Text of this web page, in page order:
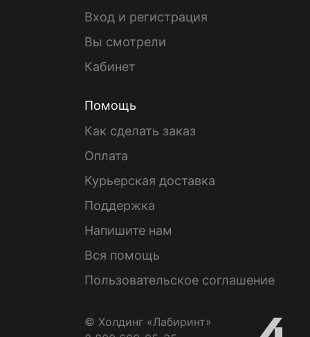
Вход и регистрация
Вы смотрели
Кабинет
Помощь
Как сделать заказ
Оплата
Курьерская доставка
Поддержка
Напишите нам
Вся помощь
Пользовательское соглашение
© Холдинг «Лабиринт»